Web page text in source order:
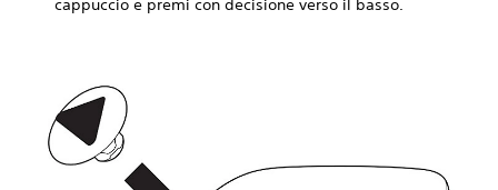
cappuccio e premi con decisione verso il basso.